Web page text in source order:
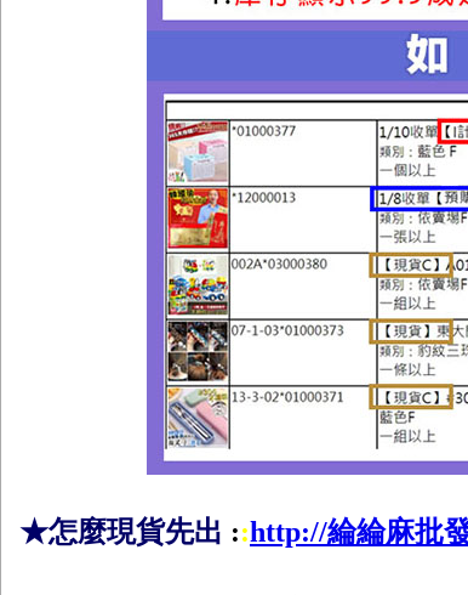
★怎麼現貨先出 ::http://綸綸麻批